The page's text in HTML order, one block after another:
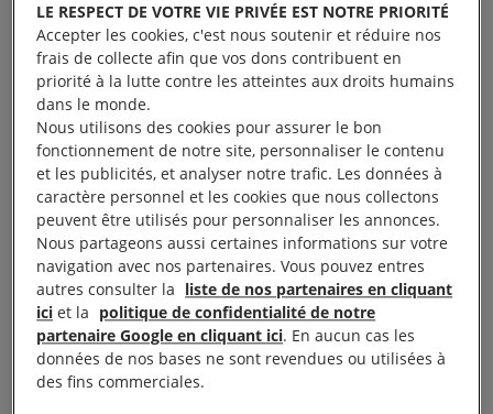
Dans le cadre de la campagne I welcome de 8
octobre de 14 à 18 h le groupe local vous invite au
Théâtre de Verdure Boulevard Maréchal Joffre à
Beaune pour une balade découverte autour des
remparts de Beaune suivi d’un goûter.
À découverte des remparts de Beaune, défendre les
LE RESPECT DE VOTRE VIE PRIVÉE EST NOTRE PRIORITÉ
Accepter les cookies, c'est nous soutenir et réduire nos
frais de collecte afin que vos dons contribuent en
priorité à la lutte contre les atteintes aux droits humains
dans le monde.
Nous utilisons des cookies pour assurer le bon
fonctionnement de notre site, personnaliser le contenu
et les publicités, et analyser notre trafic. Les données à
caractère personnel et les cookies que nous collectons
peuvent être utilisés pour personnaliser les annonces.
Nous partageons aussi certaines informations sur votre
navigation avec nos partenaires. Vous pouvez entres
autres consulter la liste de nos partenaires en cliquant
ici et la politique de confidentialité de notre
partenaire Google en cliquant ici. En aucun cas les
données de nos bases ne sont revendues ou utilisées à
des fins commerciales.